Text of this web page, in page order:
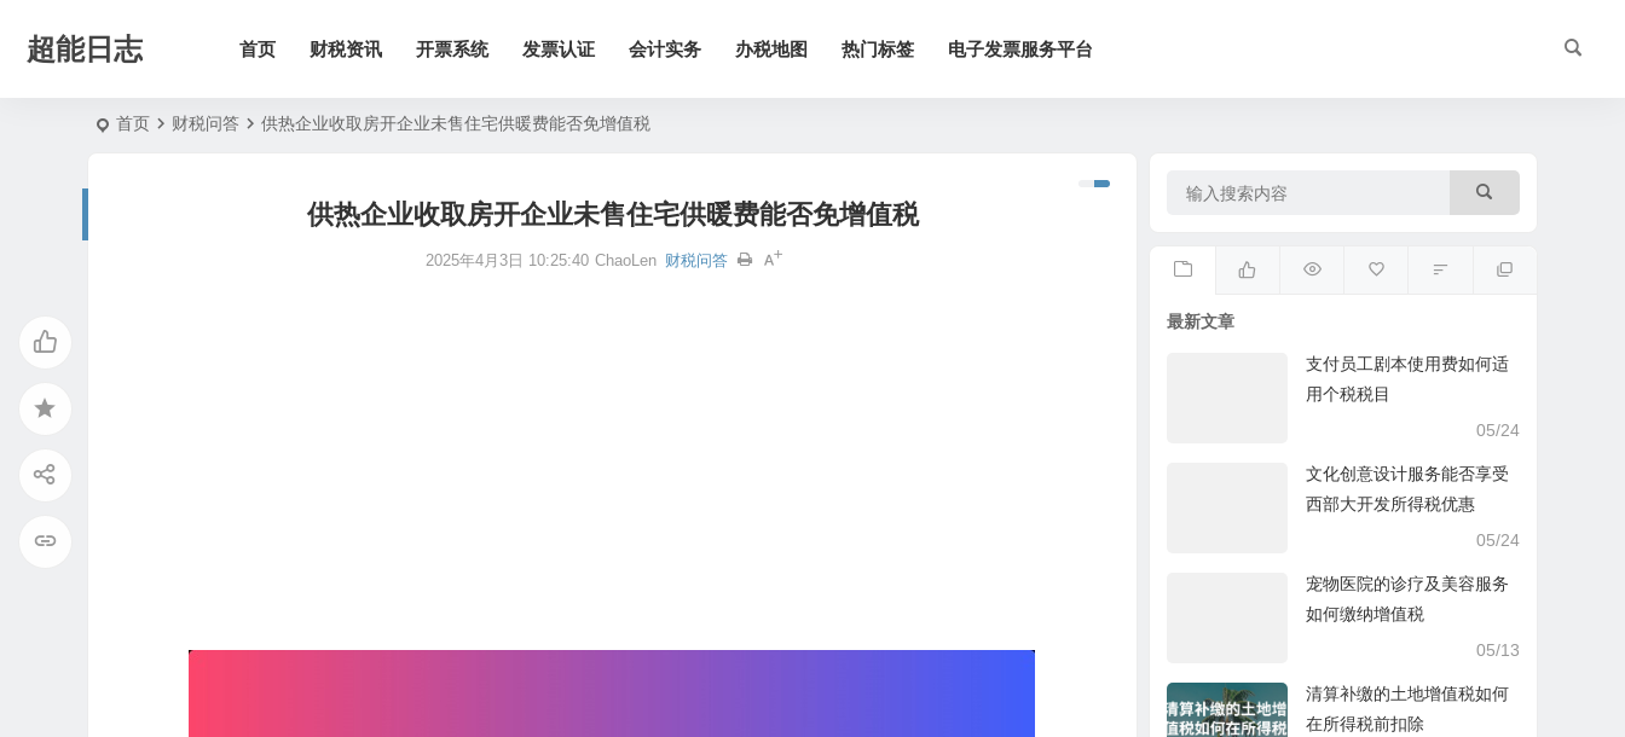
超能日志 首页 财税资讯 开票系统 发票认证 会计实务 办税地图 热门标签 电子发票服务平台
首页 财税问答 供热企业收取房开企业未售住宅供暖费能否免增值税
供热企业收取房开企业未售住宅供暖费能否免增值税
2025年4月3日 10:25:40 ChaoLen 财税问答
最新文章
支付员工剧本使用费如何适
用个税税目
05/24
文化创意设计服务能否享受
西部大开发所得税优惠
05/24
宠物医院的诊疗及美容服务
如何缴纳增值税
05/13
清算补缴的土地增值税如何
在所得税前扣除